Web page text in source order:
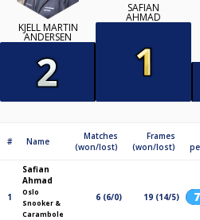
KJELL MARTIN
ANDERSEN
SAFIAN
AHMAD
# Name
Matches
(won/lost)
Frames
(won/lost)
1
Safian
Ahmad
Oslo
Snooker &
Carambole
6 (6/0) 19 (14/5)